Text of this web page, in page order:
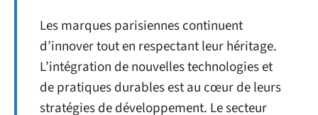
Les marques parisiennes continuent
d’innover tout en respectant leur héritage.
L’intégration de nouvelles technologies et
de pratiques durables est au cœur de leurs
stratégies de développement. Le secteur